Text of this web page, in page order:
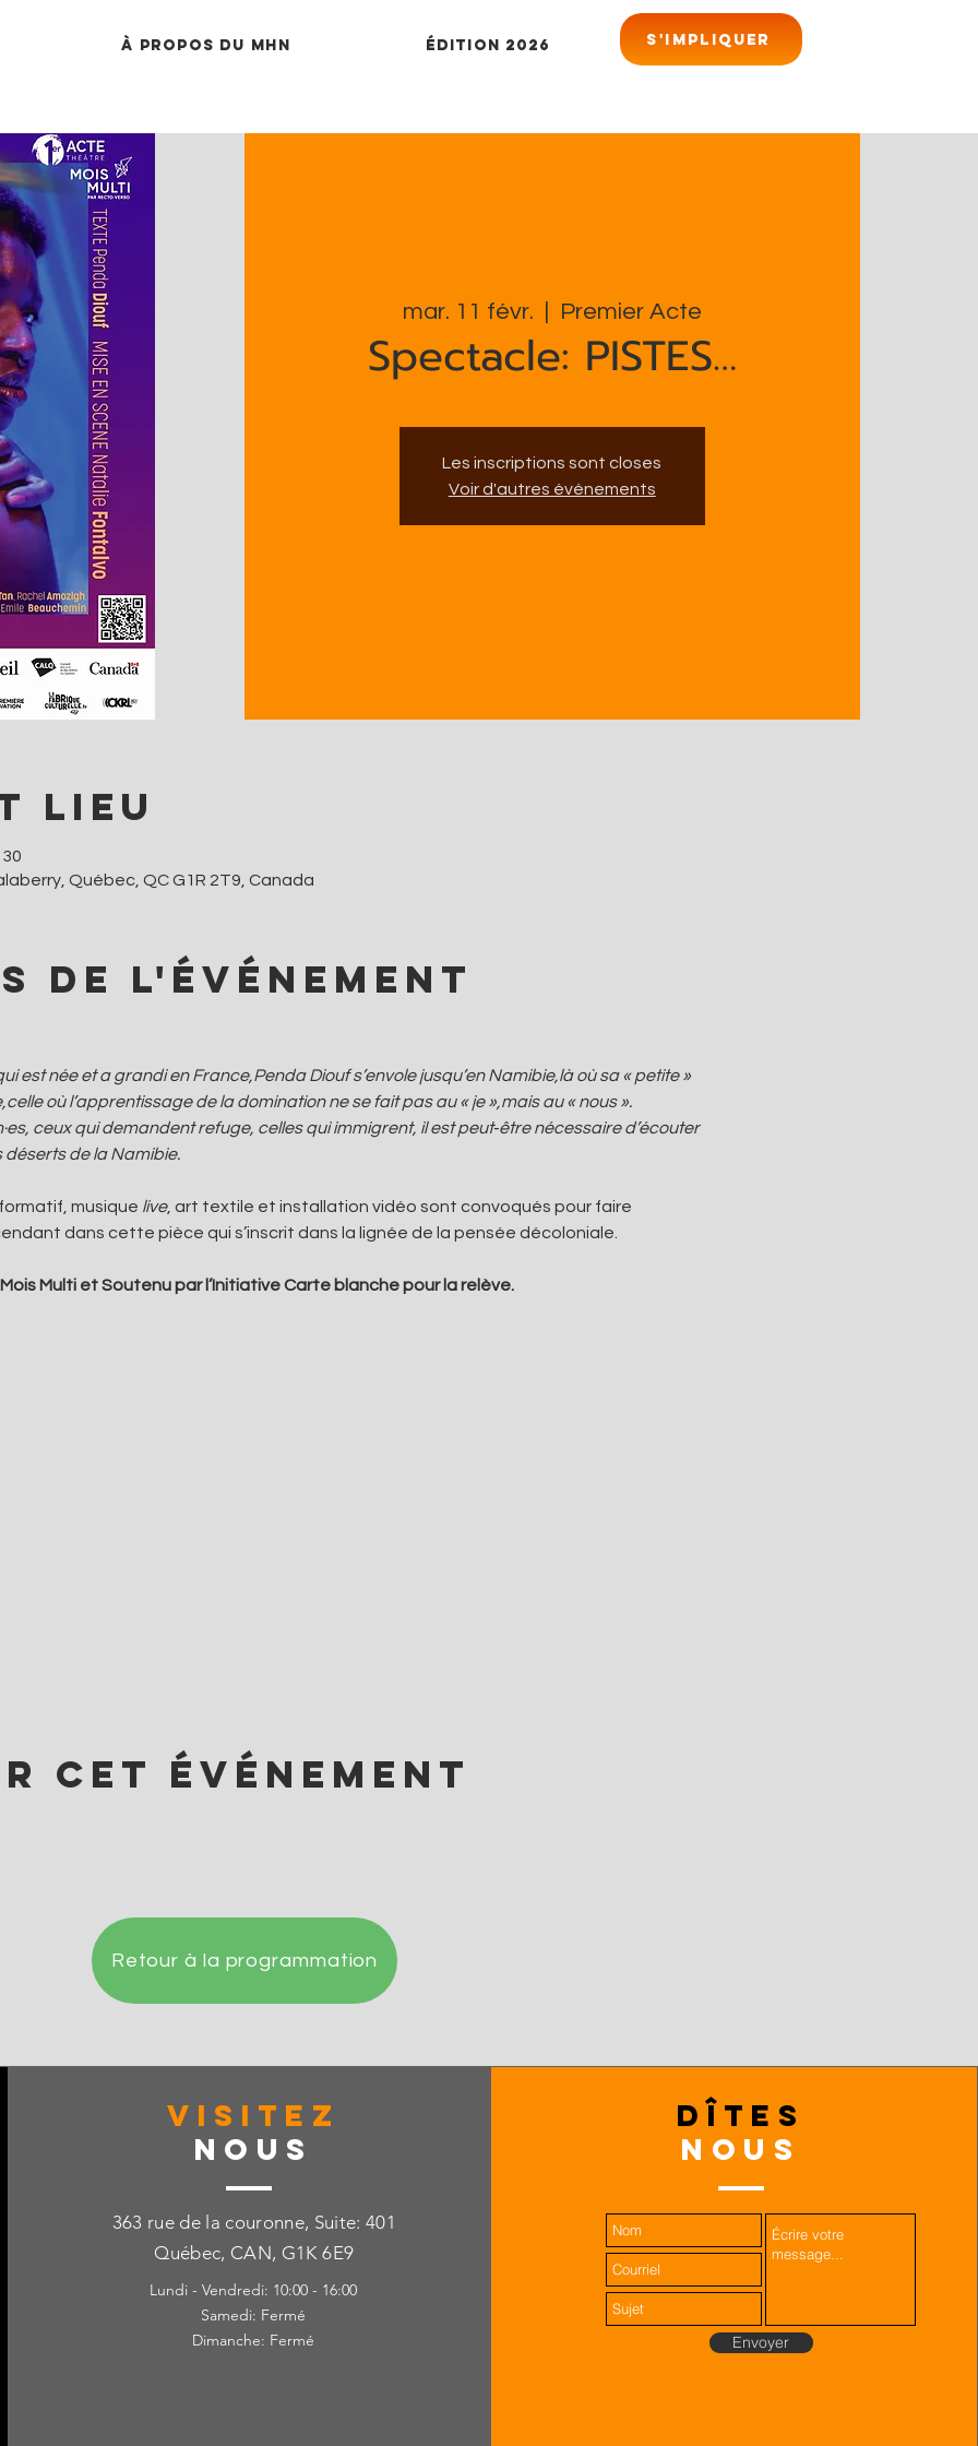
À propos du MHN Édition 2026 S'impliquer
mar. 11 févr. Premier Acte
Spectacle: PISTES…
Les inscriptions sont closes
Voir d'autres événements
lieu
Québec, QC G1R 2T9, Canada
de l'événement
est née et a grandi en France,Penda Diouf s’envole jusqu’en Namibie,là où sa « petite »
où l’apprentissage de la domination ne se fait pas au « je »,mais au « nous ».
ceux qui demandent refuge, celles qui immigrent, il est peut‑être nécessaire d’écouter
déserts de la Namibie.
musique live, art textile et installation vidéo sont convoqués pour faire
dans cette pièce qui s’inscrit dans la lignée de la pensée décoloniale.
Multi et Soutenu par l’Initiative Carte blanche pour la relève.
cet événement
Retour à la programmation
VISITez
Nous
363 rue de la couronne, Suite: 401
Québec, CAN, G1K 6E9
Lundi - Vendredi: 10:00 - 16:00
Samedi: Fermé
Dimanche: Fermé
dîtes
nous
Envoyer